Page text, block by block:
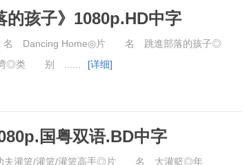
的孩子》1080p.HD中字
Home◎片 名 跳進部落的孩子◎
◎类 别 ......
[详细]
国粤双语.BD中字
夫灌篮/灌篮/灌篮高手◎片 名 大灌籃◎年